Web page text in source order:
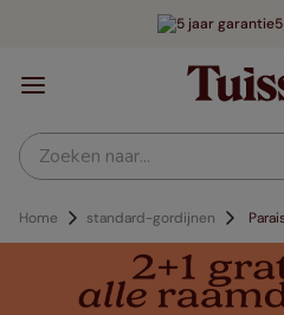
Zoeken naar...
Home standard-gordijnen